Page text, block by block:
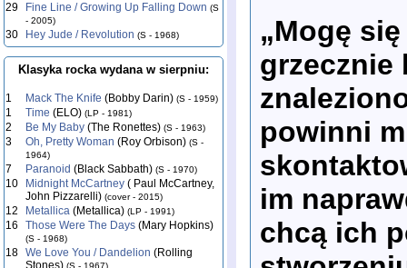
29 Fine Line / Growing Up Falling Down (S
- 2005)
30 Hey Jude / Revolution (S - 1968)
Klasyka rocka wydana w sierpniu:
1 Mack The Knife (Bobby Darin) (S - 1959)
1 Time (ELO) (LP - 1981)
2 Be My Baby (The Ronettes) (S - 1963)
3 Oh, Pretty Woman (Roy Orbison) (S -
1964)
7 Paranoid (Black Sabbath) (S - 1970)
10 Midnight McCartney ( Paul McCartney,
John Pizzarelli) (cover - 2015)
12 Metallica (Metallica) (LP - 1991)
16 Those Were The Days (Mary Hopkins)
(S - 1968)
18 We Love You / Dandelion (Rolling
Stones) (S - 1967)
„Mogę
grzecznie
powinni
im
chcą ich